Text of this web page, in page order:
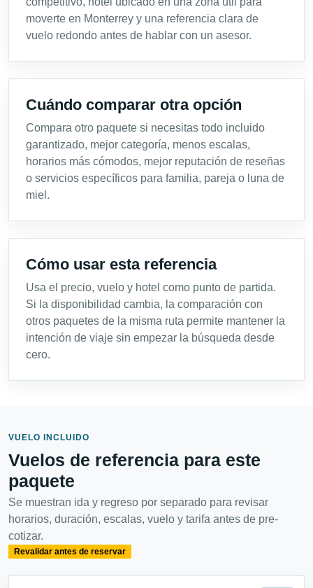
moverte en Monterrey y una referencia clara de
vuelo redondo antes de hablar con un asesor.
Cuándo comparar otra opción
Compara otro paquete si necesitas todo incluido
garantizado, mejor categoría, menos escalas,
horarios más cómodos, mejor reputación de reseñas
o servicios específicos para familia, pareja o luna de
miel.
Cómo usar esta referencia
Usa el precio, vuelo y hotel como punto de partida.
Si la disponibilidad cambia, la comparación con
otros paquetes de la misma ruta permite mantener la
intención de viaje sin empezar la búsqueda desde
cero.
VUELO INCLUIDO
Vuelos de referencia para este
paquete
Se muestran ida y regreso por separado para revisar
horarios, duración, escalas, vuelo y tarifa antes de pre-
cotizar.
Revalidar antes de reservar